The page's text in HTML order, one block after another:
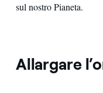
sul nostro Pianeta.
Allargare